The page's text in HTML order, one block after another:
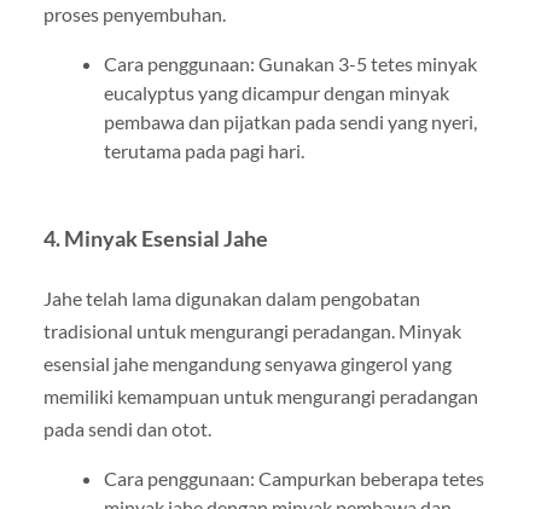
proses penyembuhan.
Cara penggunaan: Gunakan 3-5 tetes minyak
eucalyptus yang dicampur dengan minyak
pembawa dan pijatkan pada sendi yang nyeri,
terutama pada pagi hari.
4. Minyak Esensial Jahe
Jahe telah lama digunakan dalam pengobatan
tradisional untuk mengurangi peradangan. Minyak
esensial jahe mengandung senyawa gingerol yang
memiliki kemampuan untuk mengurangi peradangan
pada sendi dan otot.
Cara penggunaan: Campurkan beberapa tetes